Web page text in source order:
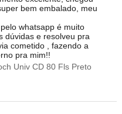
bem embalado, meu
whatsapp é muito
dúvidas e resolveu pra
cometido , fazendo a
pra mim!!
Univ CD 80 Fls Preto